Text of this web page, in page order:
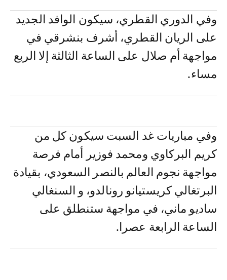
وفي الدوري القطري، سيكون الوافد الجديد
على الريان القطري، أشرف بنشرقي في
مواجهة أم صلال على الساعة الثالثة إلا الربع
مساء.
وفي مباريات غد السبت سيكون كل من
كريم البركاوي ومحمد فوزير أمام فرصة
مواجهة نجوم العالم بالنصر السعودي، بقيادة
البرتغالي كريستيانو رونالدو، و السنغالي
ساديو ماني، في مواجهة ستنطلق على
الساعة الرابعة عصرا.